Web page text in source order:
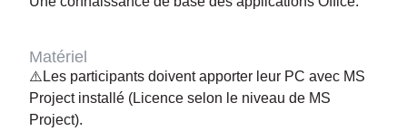
Matériel
⚠️Les participants doivent apporter leur PC avec MS
Project installé (Licence selon le niveau de MS
Project).